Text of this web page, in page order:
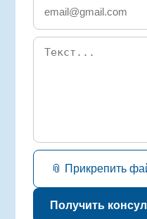
📎 Прикрепить
Получить